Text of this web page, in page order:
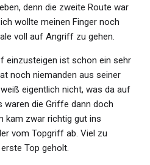
denn die zweite Route war
wollte meinen Finger noch
voll auf Angriff zu gehen.
einzusteigen ist schon ein sehr
noch niemanden aus seiner
eigentlich nicht, was da auf
waren die Griffe dann doch
kam zwar richtig gut ins
vom Topgriff ab. Viel zu
Top geholt.